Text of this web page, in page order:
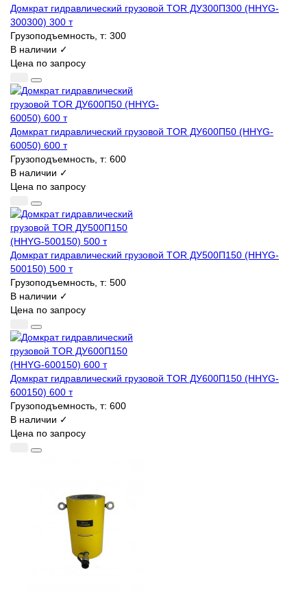
Домкрат гидравлический грузовой TOR ДУ300П300 (HHYG-
300300) 300 т
Грузоподъемность, т: 300
В наличии ✓
Цена по запросу
Домкрат гидравлический грузовой TOR ДУ600П50 (HHYG-
60050) 600 т
Грузоподъемность, т: 600
В наличии ✓
Цена по запросу
Домкрат гидравлический грузовой TOR ДУ500П150 (HHYG-
500150) 500 т
Грузоподъемность, т: 500
В наличии ✓
Цена по запросу
Домкрат гидравлический грузовой TOR ДУ600П150 (HHYG-
600150) 600 т
Грузоподъемность, т: 600
В наличии ✓
Цена по запросу